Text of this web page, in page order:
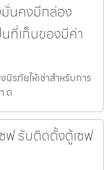
มั่นคงมีกล่อง
นที่เก็บของมีค่า
รภัยให้เช่าสำหรับการ
ต
ฟ รับติดตั้งตู้เซฟ